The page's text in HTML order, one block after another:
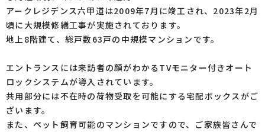
アークレジデンス六甲道は2009年7月に竣工され、2023年2月
頃に大規模修繕工事が実施されております。
地上8階建て、総戸数63戸の中規模マンションです。
エントランスには来訪者の顔がわかるTVモニター付きオート
ロックシステムが導入されています。
共用部分には不在時の荷物受取を可能にする宅配ボックスがご
ざいます。
また、ペット飼育可能のマンションですので、ご家族皆さんで